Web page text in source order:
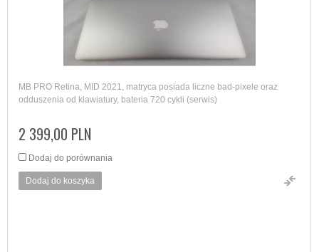
MB PRO Retina, MID 2021, matryca posiada liczne bad-pixele oraz
odduszenia od klawiatury, bateria 720 cykli (serwis)
2 399,00 PLN
Dodaj do porównania
Dodaj do koszyka